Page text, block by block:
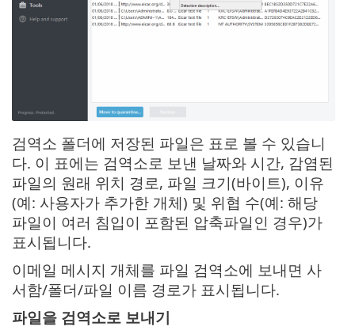
검역소 폴더에 저장된 파일은 표로 볼 수 있습니
다. 이 표에는 검역소로 보낸 날짜와 시간, 감염된
파일의 원래 위치 경로, 파일 크기(바이트), 이유
(예: 사용자가 추가한 개체) 및 위협 수(예: 해당
파일이 여러 침입이 포함된 압축파일인 경우)가
표시됩니다.
이메일 메시지 개체를 파일 검역소에 보내면 사
서함/폴더/파일 이름 경로가 표시됩니다.
파일을 검역소로 보내기